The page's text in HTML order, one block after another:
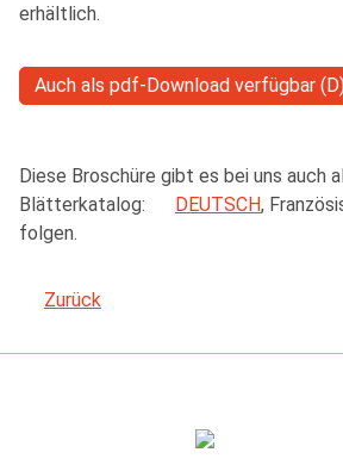
erhältlich.
Auch als pdf-Download verfügbar
Diese Broschüre gibt es bei uns auch
Blätterkatalog:
DEUTSCH,
folgen.
Zurück